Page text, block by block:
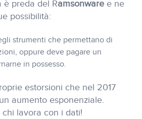
è preda del Ramsonware e ne
possibilità:
strumenti che permettano di
oppure deve pagare un
in possesso.
estorsioni che nel 2017
aumento esponenziale.
lavora con i dati!